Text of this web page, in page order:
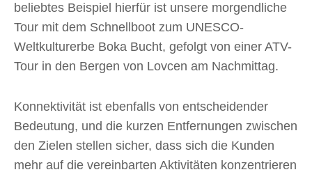
beliebtes Beispiel hierfür ist unsere morgendliche
Tour mit dem Schnellboot zum UNESCO-
Weltkulturerbe Boka Bucht, gefolgt von einer ATV-
Tour in den Bergen von Lovcen am Nachmittag.
Konnektivität ist ebenfalls von entscheidender
Bedeutung, und die kurzen Entfernungen zwischen
den Zielen stellen sicher, dass sich die Kunden
mehr auf die vereinbarten Aktivitäten konzentrieren